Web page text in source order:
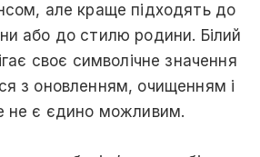
але краще підходять до
або до стилю родини. Білий
своє символічне значення
з оновленням, очищенням і
не є єдино можливим.